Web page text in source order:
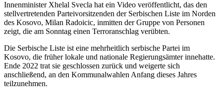
Innenminister Xhelal Svecla hat ein Video veröffentlicht, das den
stellvertretenden Parteivorsitzenden der Serbischen Liste im Norden
des Kosovo, Milan Radoicic, inmitten der Gruppe von Personen
zeigt, die am Sonntag einen Terroranschlag verübten.
Die Serbische Liste ist eine mehrheitlich serbische Partei im
Kosovo, die früher lokale und nationale Regierungsämter innehatte.
Ende 2022 trat sie geschlossen zurück und weigerte sich
anschließend, an den Kommunalwahlen Anfang dieses Jahres
teilzunehmen.